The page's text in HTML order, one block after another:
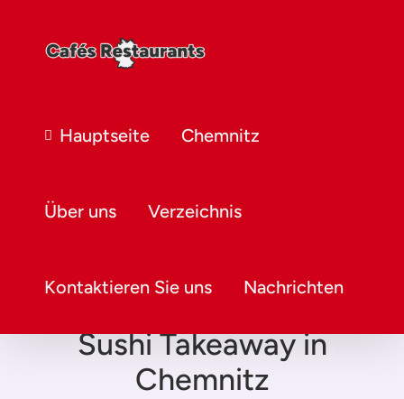
Hauptseite Chemnitz
Über uns Verzeichnis
Kontaktieren Sie uns Nachrichten
Sushi Takeaway in
Chemnitz